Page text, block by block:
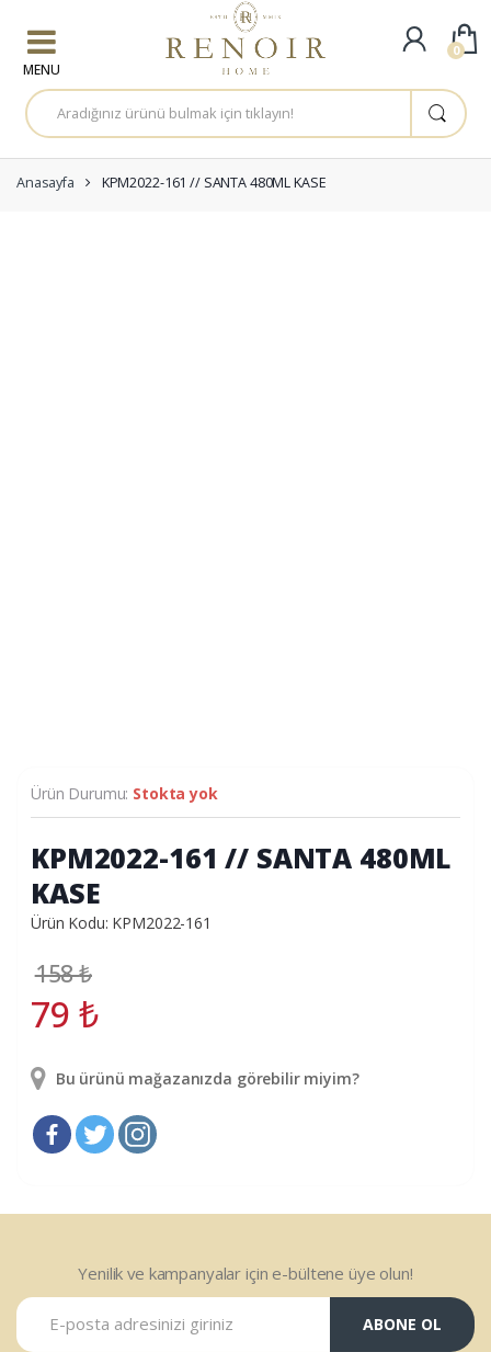
A
r
a
a
:
Anasayfa KPM2022-161 // SANTA 480ML KASE
Ürün Durumu: Stokta yok
KPM2022-161 // SANTA 480ML
KASE
Ürün Kodu: KPM2022-161
158₺
79 ₺
Bu ürünü mağazanızda görebilir miyim?
Yenilik ve kampanyalar için e-bültene üye olun!
ABONE OL
0